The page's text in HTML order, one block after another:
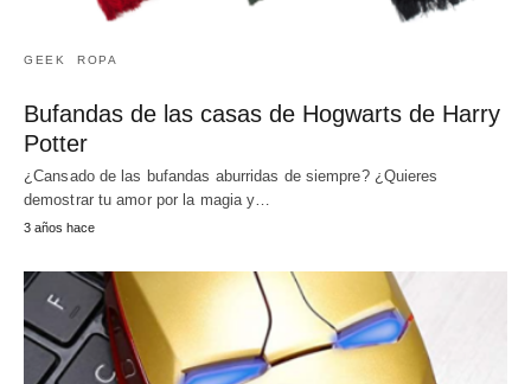
GEEK ROPA
Bufandas de las casas de Hogwarts de Harry
Potter
¿Cansado de las bufandas aburridas de siempre? ¿Quieres
demostrar tu amor por la magia y…
3 años hace